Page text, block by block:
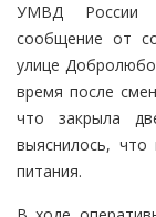
УМВД России
сообщение от
улице
время после
что закрыла
выяснилось, что
питания.